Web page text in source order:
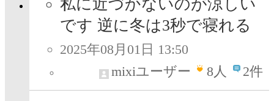
私に近づかないのが涼しい
です 逆に冬は3秒で寝れる
2025年08月01日 13:50
mixiユーザー
8人 2件